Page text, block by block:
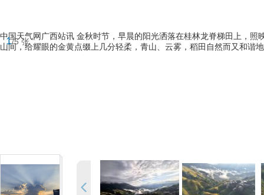
1/5 张
中国天气网广西站讯 金秋时节，早晨的阳光洒落在桂林龙脊梯田上，
山间，给耀眼的金黄点缀上几分轻柔，青山、云雾，稻田自然而又和谐